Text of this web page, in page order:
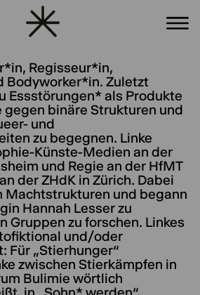
Regisseur*in,
Bodyworker*in. Zuletzt
Essstörungen* als Produkte
gegen binäre Strukturen und
und
zu begegnen. Linke
Künste-Medien an der
und Regie an der HfMT
der ZHdK in Zürich. Dabei
Machtstrukturen und begann
Hannah Lesser zu
Gruppen zu forschen. Linkes
und/oder
Für „Stierhunger“
zwischen Stierkämpfen in
Bulimie wörtlich